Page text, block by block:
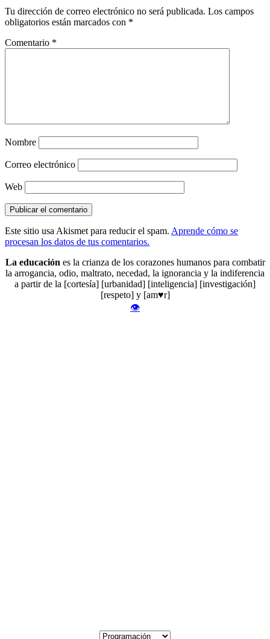
Tu dirección de correo electrónico no será publicada. Los campos
obligatorios están marcados con *
Comentario *
Nombre
Correo electrónico
Web
Este sitio usa Akismet para reducir el spam. Aprende cómo se
procesan los datos de tus comentarios.
La educaciónes la crianza de los corazones humanos para combatir
la arrogancia, odio, maltrato, necedad, la ignorancia y la indiferencia
a partir de la [cortesía] [urbanidad] [inteligencia] [investigación]
[respeto] y [am♥r]
👁